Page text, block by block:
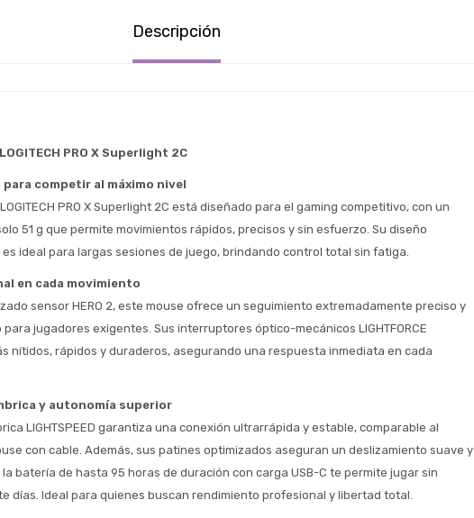
Descripción
PRO X Superlight 2C
para competir al máximo nivel
PRO X Superlight 2C está diseñado para el gaming competitivo, con un
51 g que permite movimientos rápidos, precisos y sin esfuerzo. Su diseño
ideal para largas sesiones de juego, brindando control total sin fatiga.
en cada movimiento
sensor HERO 2, este mouse ofrece un seguimiento extremadamente preciso y
jugadores exigentes. Sus interruptores óptico-mecánicos LIGHTFORCE
nítidos, rápidos y duraderos, asegurando una respuesta inmediata en cada
y autonomía superior
LIGHTSPEED garantiza una conexión ultrarrápida y estable, comparable al
con cable. Además, sus patines optimizados aseguran un deslizamiento suave y
batería de hasta 95 horas de duración con carga USB-C te permite jugar sin
días. Ideal para quienes buscan rendimiento profesional y libertad total.
Comprá ahora y Pagá
cuotas y sin tocar tu
tarjeta de crédito
* sujeto aprobación crediticia
Día Mes
Continuar
Volver al inicio
Estimado/a
Estás calificado para comprar usando Pago
¡Tenés hasta
para comprar en las cuotas
Seleccioná Pago Después como metodo
de pago
Ups!
Parece que no tenes oferta, lamentamos
el inconveniente, por cualquier duda
¡Algo salió mal!
Por favor intenta nuevamente mas tarde.